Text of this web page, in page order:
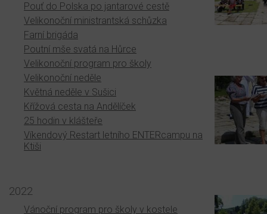
Pouť do Polska po jantarové cestě
Velikonoční ministrantská schůzka
Farní brigáda
Poutní mše svatá na Hůrce
Velikonoční program pro školy
Velikonoční neděle
Květná neděle v Sušici
Křížová cesta na Andělíček
25 hodin v klášteře
Víkendový Restart letního ENTERcampu na
Ktiši
2022
Vánoční program pro školy v kostele